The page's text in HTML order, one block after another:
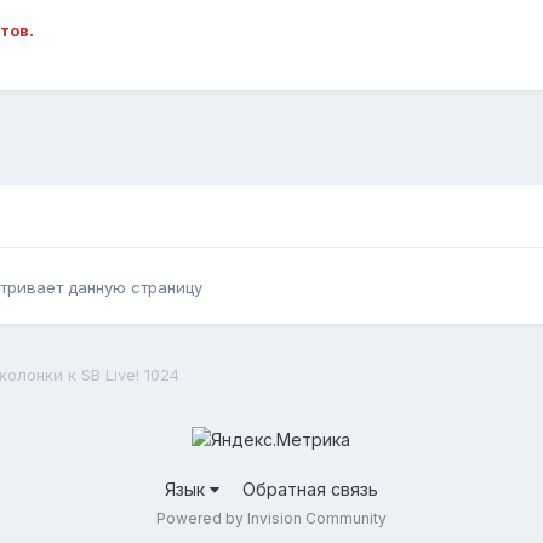
данную страницу
к SB Live! 1024
Язык Обратная связь
Powered by Invision Community